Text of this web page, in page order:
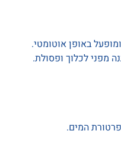
ומופעל באופן אוטומטי.
מפני לכלוך ופסולת.
המים.